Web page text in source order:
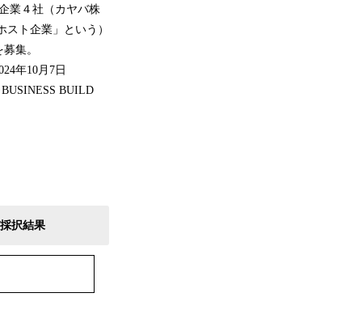
業４社（カヤバ株
ト企業」という）
集。
年10月7日
BUSINESS BUILD
択結果